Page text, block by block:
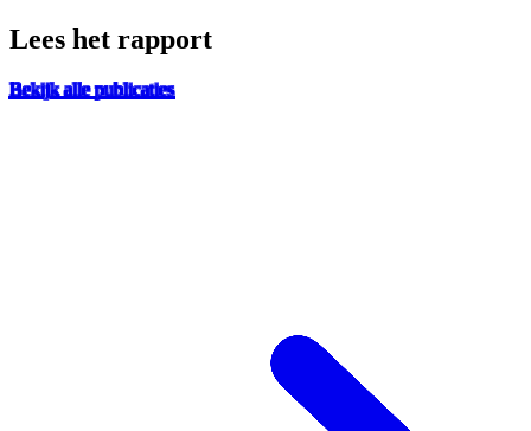
Lees het rapport
Bekijk alle publicaties